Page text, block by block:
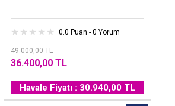
0.0 Puan - 0 Yorum
49.000,00 TL
36.400,00 TL
Havale Fiyatı : 30.940,00 TL